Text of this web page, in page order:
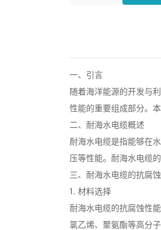
一、引言
随着海洋能源的开发与
性能的重要组成部分。
二、耐海水电缆概述
耐海水电缆是指能够在
压等性能。耐海水电缆
三、耐海水电缆的抗腐
1. 材料选择
耐海水电缆的抗腐蚀性
氯乙烯、聚氨酯等高分